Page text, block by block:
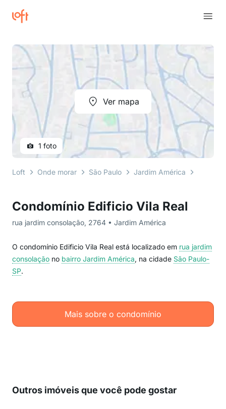
Condomínio Edificio Vila Real
rua jardim consolação, 2764 • Jardim América
O condomínio Edificio Vila Real está localizado em rua jardim
consolação no bairro Jardim América, na cidade São Paulo-
SP.
Mais sobre o condomínio
Ver mapa
1 foto
Loft Onde morar São Paulo Jardim América
Outros imóveis que você pode gostar